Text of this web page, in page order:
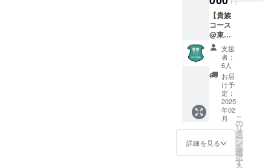
必ず備
考欄に
掲載を
希望さ
れるお
名前を
ご記入
くださ
い。実
名だけ
でな
く、ハ
ンドル
ネーム
お名前
を掲載
させて
いただ
きま
す。 支
援時、
必ず備
考欄に
掲載を
希望さ
れるお
名前を
ご記入
くださ
【貴族
コース
@東
京】 こ
ちらの
コース
では、
以下の
特典を
ご用意
してい
ます。
・お名
前の掲
載 感謝
支援
者：
6人
お届
け予
定：
2025
年02
月
詳細を見る
こ
の
リ
タ
ー
ン
を
選
択
す